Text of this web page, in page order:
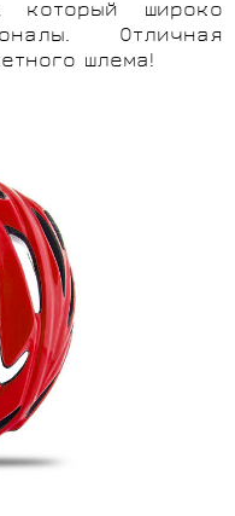
который широко
Отличная
шлема!